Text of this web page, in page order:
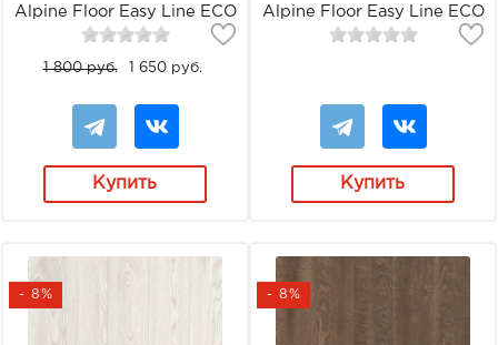
Alpine Floor Easy Line ECO
3-1 Дуб Арктик
1 800 руб. 1 650 руб.
Купить
Alpine Floor Easy Line ECO
3-2 Дуб светлый
Купить
- 8% - 8%